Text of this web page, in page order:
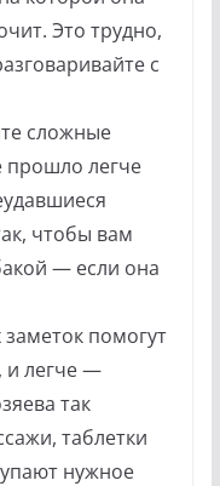
Это трудно,
с
сложные
прошло легче
чтобы вам
— если она
помогут
и легче —
так
таблетки
нужное